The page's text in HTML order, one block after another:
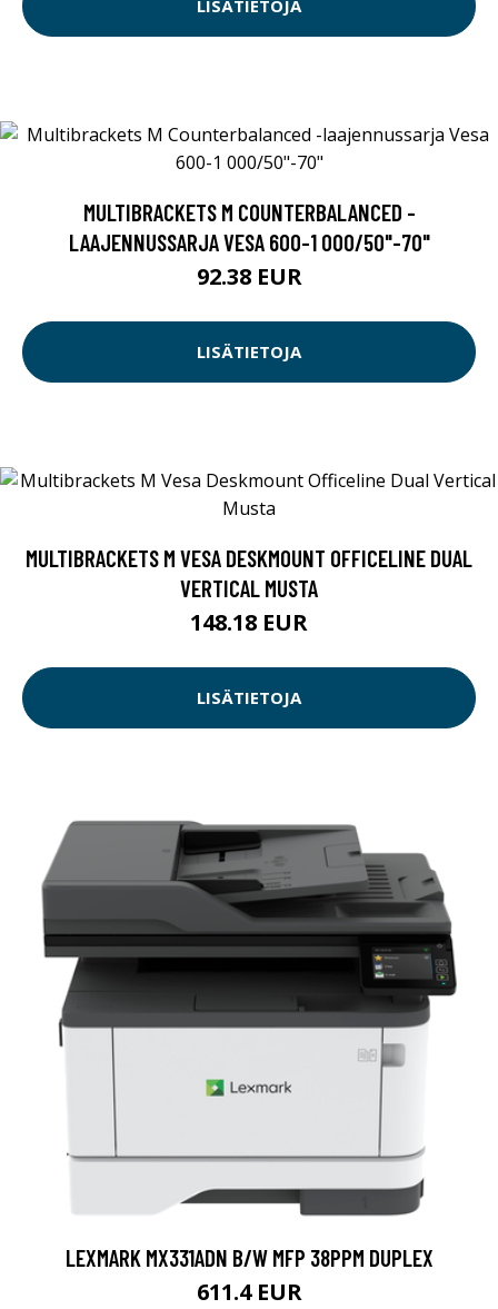
LISÄTIETOJA
MULTIBRACKETS M COUNTERBALANCED -
LAAJENNUSSARJA VESA 600-1 000/50"-70"
92.38 EUR
LISÄTIETOJA
MULTIBRACKETS M VESA DESKMOUNT OFFICELINE DUAL
VERTICAL MUSTA
148.18 EUR
LISÄTIETOJA
LEXMARK MX331ADN B/W MFP 38PPM DUPLEX
611.4 EUR